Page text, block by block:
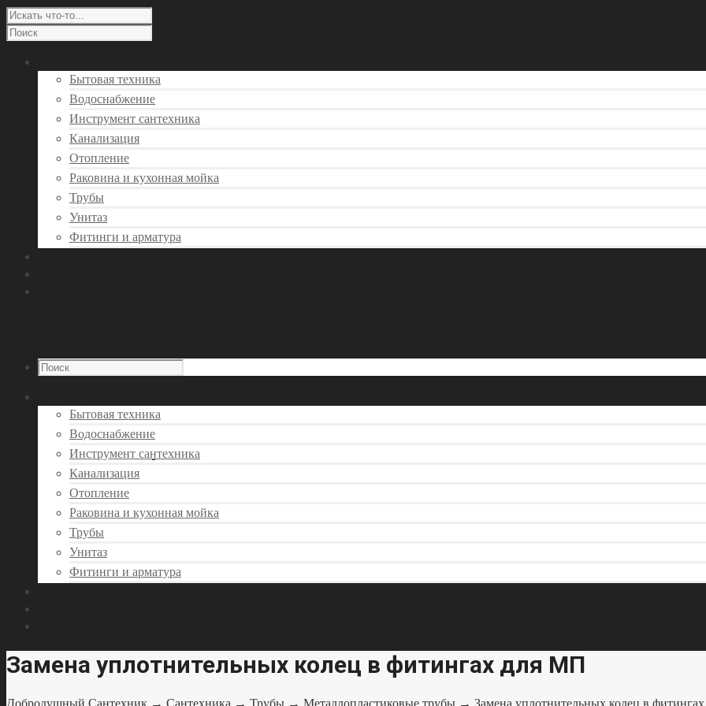
Бытовая техника
Водоснабжение
Инструмент сантехника
Канализация
Отопление
Раковина и кухонная мойка
Трубы
Унитаз
Фитинги и арматура
Бытовая техника
Водоснабжение
Инструмент сантехника
Канализация
Отопление
Раковина и кухонная мойка
Трубы
Унитаз
Фитинги и арматура
Замена уплотнительных колец в фитингах для МП